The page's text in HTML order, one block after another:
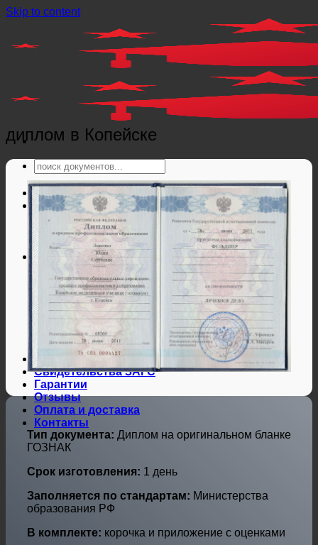
Skip to content
Главная
Справки
Мед справки
Справки из гос. органов
Справки ЗАГС
Дипломы и аттестаты
Дипломы РФ
Аттестаты РФ
Дипломы и аттестаты Беларуси
Дипломы и аттестаты Казахстана
Дипломы и аттестаты Украины
Дипломы по профессиям
Дипломы по городам
Нотариальные и юр. услуги
Свидетельства ЗАГС
Гарантии
Отзывы
Оплата и доставка
Контакты
диплом в Копейске
Тип документа: Диплом на оригинальном бланке
ГОЗНАК
Срок изготовления: 1 день
Заполняется по стандартам: Министерства
образования РФ
В комплекте: корочка и приложение с оценками